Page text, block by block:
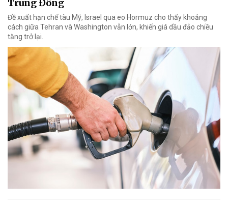
Trung Đông
Đề xuất hạn chế tàu Mỹ, Israel qua eo Hormuz cho thấy khoảng
cách giữa Tehran và Washington vẫn lớn, khiến giá dầu đảo chiều
tăng trở lại.